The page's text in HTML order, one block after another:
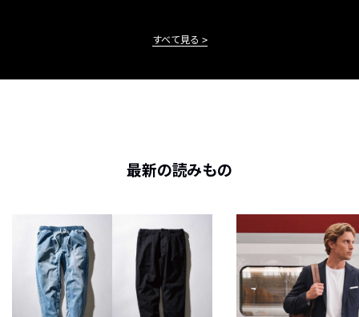
すべて見る
最新の読みもの